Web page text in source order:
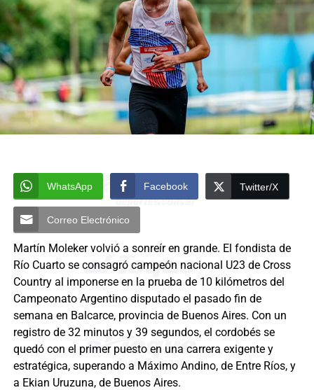
WhatsApp Facebook Twitter/X
Correo Electrónico
Martín Moleker volvió a sonreír en grande. El fondista de
Río Cuarto se consagró campeón nacional U23 de Cross
Country al imponerse en la prueba de 10 kilómetros del
Campeonato Argentino disputado el pasado fin de
semana en Balcarce, provincia de Buenos Aires. Con un
registro de 32 minutos y 39 segundos, el cordobés se
quedó con el primer puesto en una carrera exigente y
estratégica, superando a Máximo Andino, de Entre Ríos, y
a Ekian Uruzuna, de Buenos Aires.